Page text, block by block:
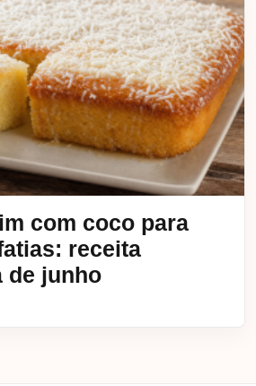
com coco para
receita
de junho